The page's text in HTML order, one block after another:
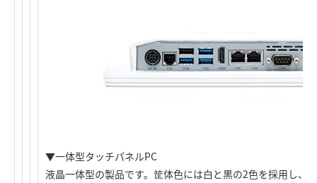
▼一体型タッチパネルPC
液晶一体型の製品です。筐体色には白と黒の2色を採用し、